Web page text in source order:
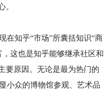
。
在知乎“市场”所囊括知识“商
这也是知乎能够继承社区和
要原因。无论是最为热门的
小众的博物馆参观、艺术品